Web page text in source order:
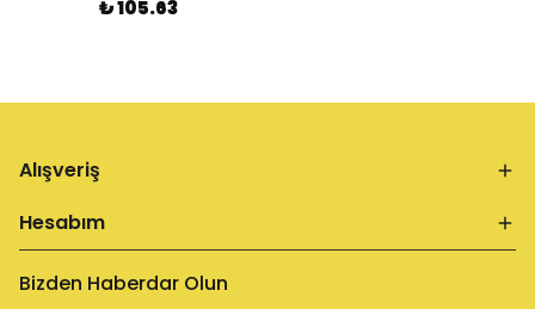
₺ 105.63
Alışveriş
Hesabım
Bizden Haberdar Olun